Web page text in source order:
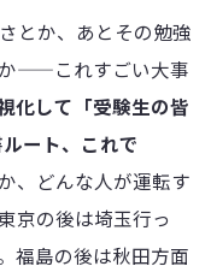
とか、あとその勉強
——これすごい大事
化して「受験生の皆
ート、これで
、どんな人が運転す
京の後は埼玉行っ
福島の後は秋田方面